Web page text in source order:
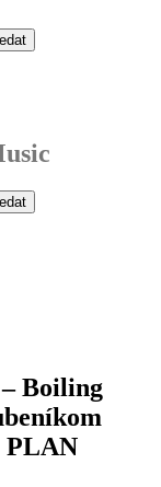
Boiling
PLAN